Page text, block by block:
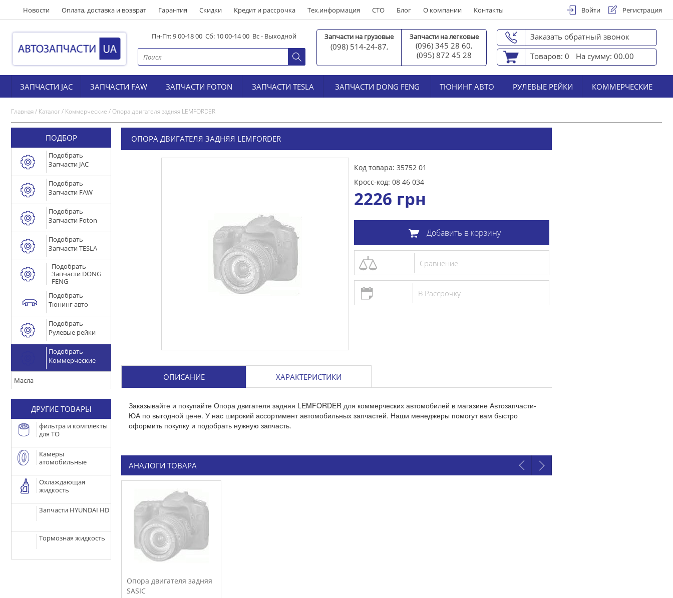
Новости Оплата, доставка и возврат Гарантия Скидки Кредит и рассрочка Тех.информация СТО Блог О компании Контакты Войти Регистрация
Пн-Пт: 9 00-18 00 Сб: 10 00-14 00 Вс - Выходной Запчасти на грузовые
(098) 514-24-87,
Запчасти на легковые
(096) 345 28 60,
(095) 872 45 28
Заказать обратный звонок
Товаров: 0
На сумму: 00.00
ЗАПЧАСТИ JAC ЗАПЧАСТИ FAW ЗАПЧАСТИ FOTON ЗАПЧАСТИ TESLA ЗАПЧАСТИ DONG FENG ТЮНИНГ АВТО РУЛЕВЫЕ РЕЙКИ КОММЕРЧЕСКИЕ
Главная/ Каталог/ Коммерческие /Опора двигателя задняя LEMFORDER
ПОДБОР
Подобрать
Запчасти JAC
Подобрать
Запчасти FAW
Подобрать
Запчасти Foton
Подобрать
Запчасти TESLA
Подобрать
Запчасти DONG
FENG
Подобрать
Тюнинг авто
Подобрать
Рулевые рейки
Подобрать
Коммерческие
Масла
ДРУГИЕ ТОВАРЫ
фильтра и комплекты
для ТО
Камеры
атомобильные
Охлаждающая
жидкость
Запчасти HYUNDAI HD
Тормозная жидкость
ОПОРА ДВИГАТЕЛЯ ЗАДНЯЯ LEMFORDER
Код товара: 35752 01
Кросс-код: 08 46 034
2226 грн
Добавить в корзину
Сравнение
В Рассрочку
ОПИСАНИЕ ХАРАКТЕРИСТИКИ
Заказывайте и покупайте Опора двигателя задняя LEMFORDER для коммерческих автомобилей в магазине Автозапчасти-
ЮА по выгодной цене. У нас широкий ассортимент автомобильных запчастей. Наши менеджеры помогут вам быстро
оформить покупку и подобрать нужную запчасть.
АНАЛОГИ ТОВАРА
Опора двигателя задняя
SASIC